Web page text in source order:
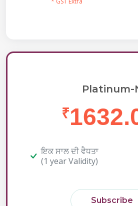
Platinum-
₹
ਇਕ ਸਾਲ ਦੀ ਵੈਧਤਾ
(1 year Validity)
Subscribe